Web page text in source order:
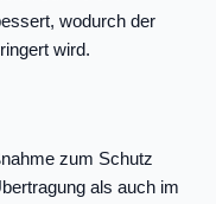
wodurch der
wird.
zum Schutz
als auch im